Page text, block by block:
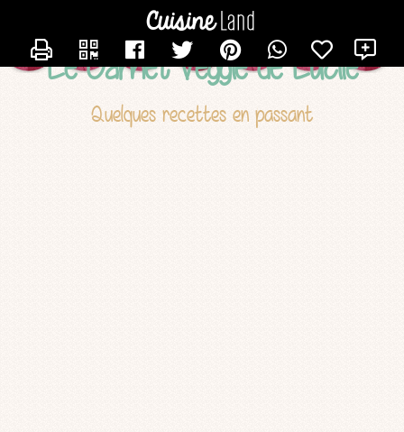
Le Carnet Veggie de Lucile
Quelques recettes en passant
CONTACTER LUCILE